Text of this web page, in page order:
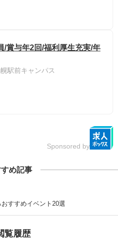
/賞与年2回/福利厚生充実/年
駅前キャンパス
Sponsored by
め記事
すすめイベント20選
覧履歴